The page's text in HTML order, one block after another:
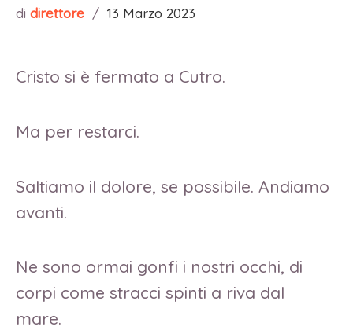
di direttore / 13 Marzo 2023
Cristo si è fermato a Cutro.
Ma per restarci.
Saltiamo il dolore, se possibile. Andiamo
avanti.
Ne sono ormai gonfi i nostri occhi, di
corpi come stracci spinti a riva dal
mare.